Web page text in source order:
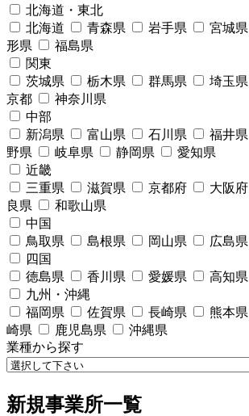
北海道・東北
北海道
青森県 岩手県 宮城県
形県
福島県
関東
茨城県
栃木県 群馬県 埼玉県
京都
神奈川県
中部
新潟県
富山県 石川県 福井県
野県
岐阜県 静岡県
愛知県
近畿
三重県
滋賀県 京都府 大阪府
良県
和歌山県
中国
鳥取県
島根県 岡山県 広島県
四国
徳島県
香川県 愛媛県
高知県
九州・沖縄
福岡県
佐賀県 長崎県 熊本県
崎県
鹿児島県
沖縄県
業種から探す
新規事業所一覧